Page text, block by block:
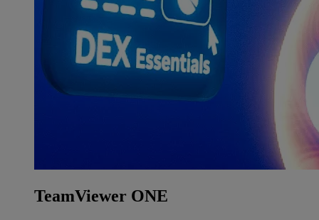
TeamViewer ONE